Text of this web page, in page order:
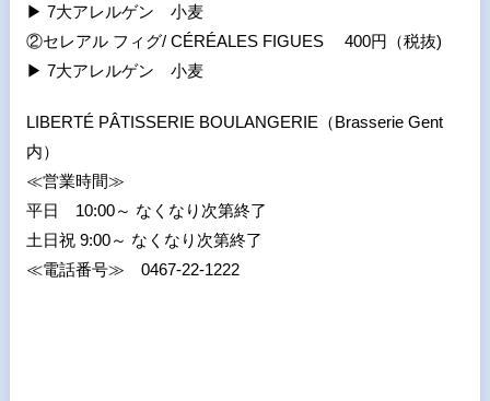
▶ 7大アレルゲン 小麦
②セレアル フィグ/ CÉRÉALES FIGUES 400円（税抜)
▶ 7大アレルゲン 小麦
LIBERTÉ PÂTISSERIE BOULANGERIE（Brasserie Gent
内）
≪営業時間≫
平日 10:00～ なくなり次第終了
土日祝 9:00～ なくなり次第終了
≪電話番号≫ 0467-22-1222